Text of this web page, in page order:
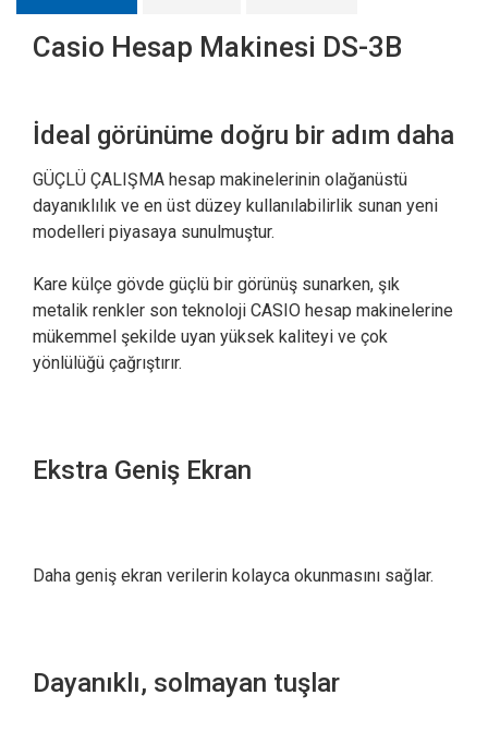
Casio Hesap Makinesi DS-3B
İdeal görünüme doğru bir adım daha
GÜÇLÜ ÇALIŞMA hesap makinelerinin olağanüstü
dayanıklılık ve en üst düzey kullanılabilirlik sunan yeni
modelleri piyasaya sunulmuştur.
Kare külçe gövde güçlü bir görünüş sunarken, şık
metalik renkler son teknoloji CASIO hesap makinelerine
mükemmel şekilde uyan yüksek kaliteyi ve çok
yönlülüğü çağrıştırır.
Ekstra Geniş Ekran
Daha geniş ekran verilerin kolayca okunmasını sağlar.
Dayanıklı, solmayan tuşlar